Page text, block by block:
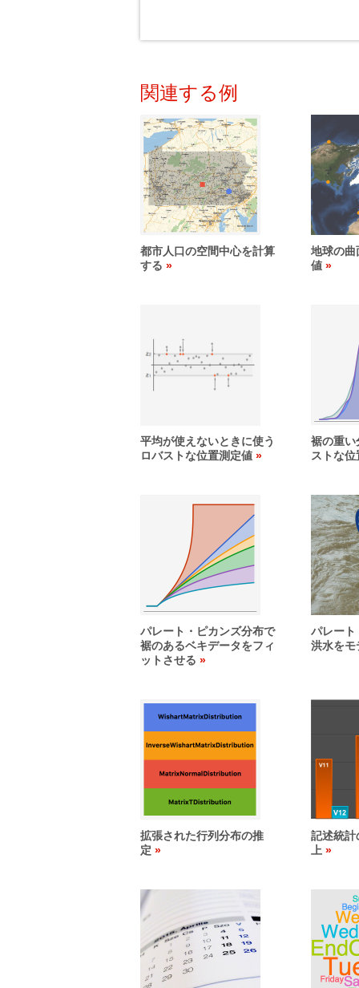
関連する例
都市人口の空間中心を計算
する
地球の曲
値
平均が使えないときに使う
ロバストな位置測定値
裾の重い
ストな
パレート・ピカンズ分布で
裾のあるベキデータをフィ
ットさせる
パレート
洪水をモ
拡張された行列分布の推
定
記述統計
上